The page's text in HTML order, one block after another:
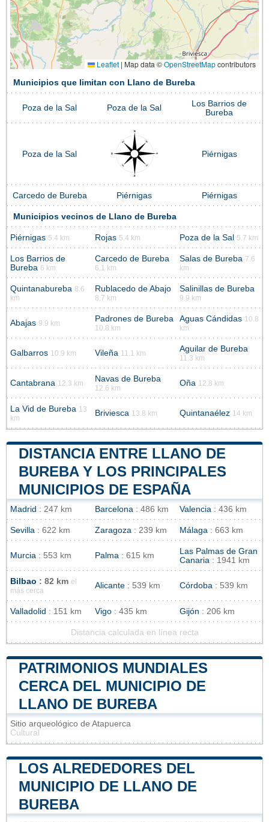
Leaflet | Map data ©OpenStreetMapcontributors
Municipios que limitan con Llano de Bureba
Poza de la Sal Poza de la Sal
Los Barrios de
Bureba
Poza de la Sal Piérnigas
Carcedo de Bureba Piérnigas Piérnigas
Municipios vecinos de Llano de Bureba
Piérnigas 5.4 km Rojas 5.4 km Poza de la Sal 5.7 km
Los Barrios de
Bureba 6 km
Carcedo de Bureba
6.1 km
Salas de Bureba 7.6
km
Quintanabureba 8.6
km
Rublacedo de Abajo
8.7 km
Salinillas de Bureba
9.9 km
Abajas 9.9 km Padrones de Bureba
10.8 km
Aguas Cándidas 10.8
km
Galbarros 10.9 km Vileña 11.1 km Aguilar de Bureba
11.3 km
Cantabrana 12.3 km Navas de Bureba
12.6 km
Oña 12.8 km
La Vid de Bureba 13
km
Briviesca 13.8 km Quintanaélez 14 km
DISTANCIA ENTRE LLANO DE
BUREBA Y LOS PRINCIPALES
MUNICIPIOS DE ESPAÑA
Madrid : 247 km Barcelona : 486 km Valencia : 436 km
Sevilla : 622 km Zaragoza : 239 km Málaga : 663 km
Murcia : 553 km Palma : 615 km
Las Palmas de Gran
Canaria : 1941 km
Bilbao : 82 km el
más cerca
Alicante : 539 km Córdoba : 539 km
Valladolid : 151 km Vigo : 435 km Gijón : 206 km
Distancia calculada en línea recta
PATRIMONIOS MUNDIALES
CERCA DEL MUNICIPIO DE
LLANO DE BUREBA
Sitio arqueológico de Atapuerca
Cultural
LOS ALREDEDORES DEL
MUNICIPIO DE LLANO DE
BUREBA